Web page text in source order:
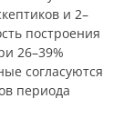
и 2–
построения
26–39%
согласуются
периода